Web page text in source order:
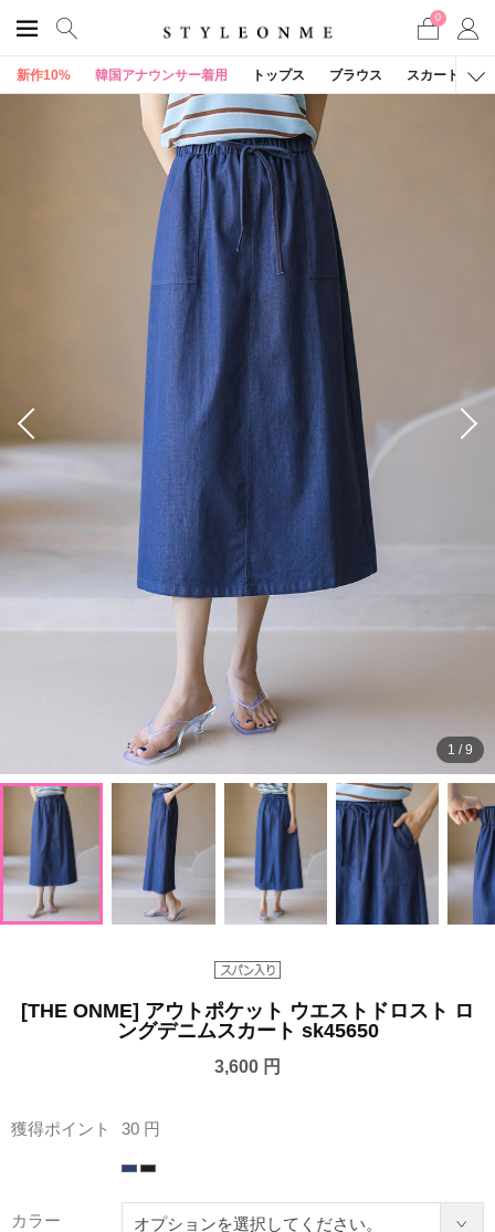
0
新作10% 韓国アナウンサー着用 トップス ブラウス スカート
1 /9
[THE ONME] アウトポケット ウエストドロスト ロ
ングデニムスカート sk45650
3,600 円
獲得ポイント 30 円
カラー